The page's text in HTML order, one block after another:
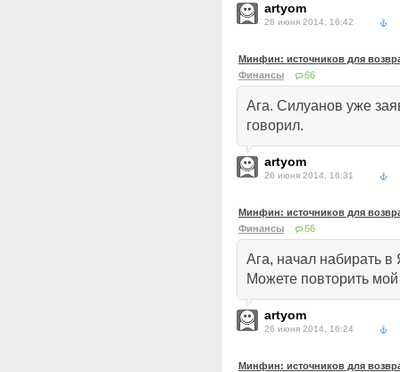
artyom
26 июня 2014, 16:42
Минфин: источников для
Финансы
66
Ага. Силуанов уже
говорил.
artyom
26 июня 2014, 16:31
Минфин: источников для
Финансы
66
Ага, начал набирать
Можете повторить
artyom
26 июня 2014, 16:24
Минфин: источников для